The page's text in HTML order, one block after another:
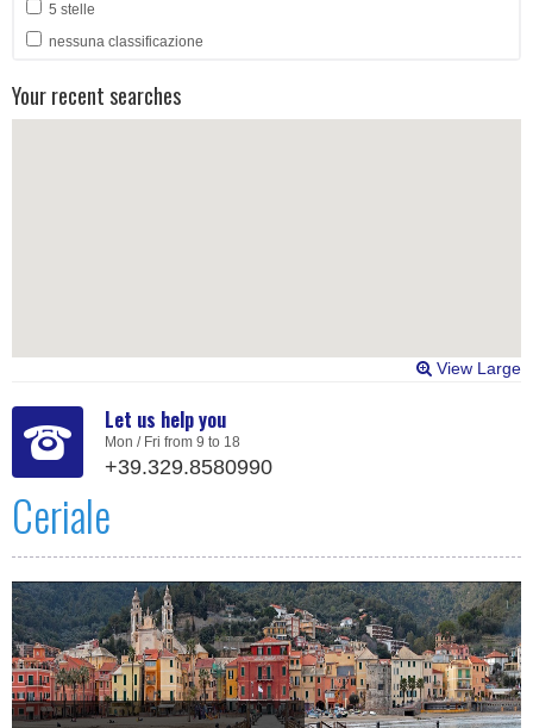
5 stelle
nessuna classificazione
Your recent searches
View Large
Let us help you
Mon / Fri from 9 to 18
+39.329.8580990
Ceriale